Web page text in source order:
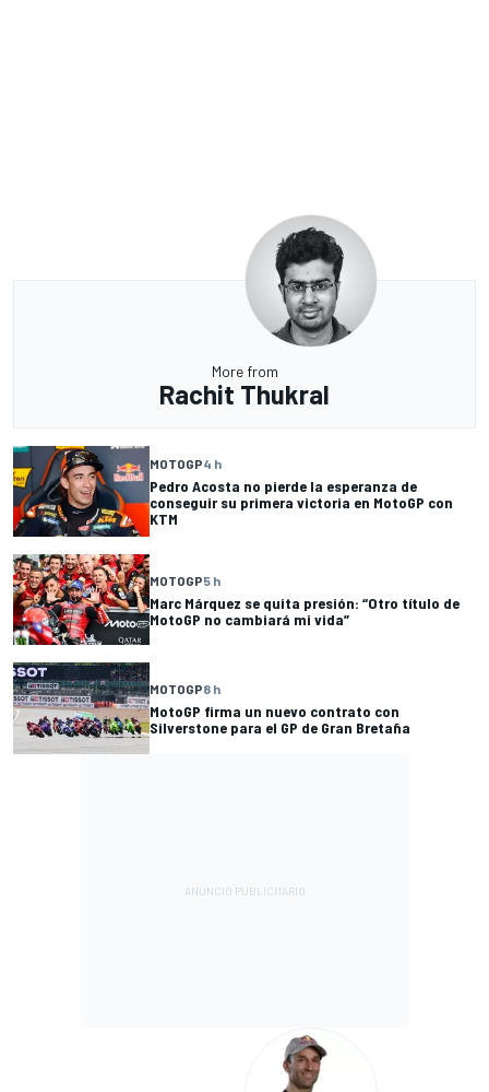
More from
Rachit Thukral
MOTOGP4 h
Pedro Acosta no pierde la esperanza de
conseguir su primera victoria en MotoGP con
KTM
MOTOGP5 h
Marc Márquez se quita presión: “Otro título de
MotoGP no cambiará mi vida”
MOTOGP8 h
MotoGP firma un nuevo contrato con
Silverstone para el GP de Gran Bretaña